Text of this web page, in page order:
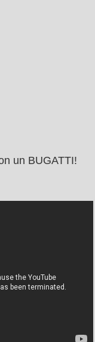
un BUGATTI!